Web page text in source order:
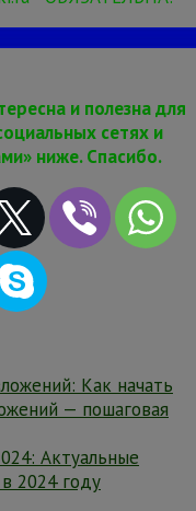
и полезна для
сетях и
ниже. Спасибо.
Как начать
— пошаговая
Актуальные
2024 году